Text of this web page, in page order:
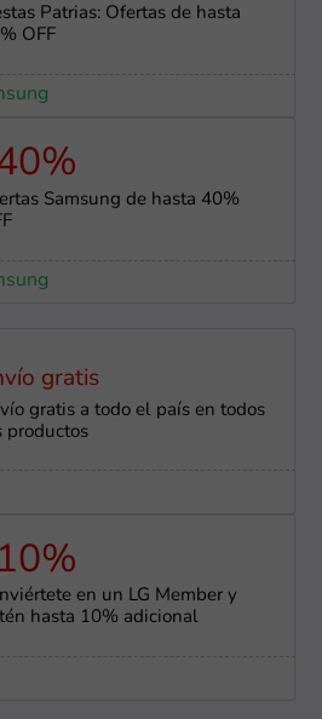
Patrias: Ofertas de hasta
OFF
Samsung de hasta 40%
gratis
gratis a todo el país en todos
productos
en un LG Member y
hasta 10% adicional